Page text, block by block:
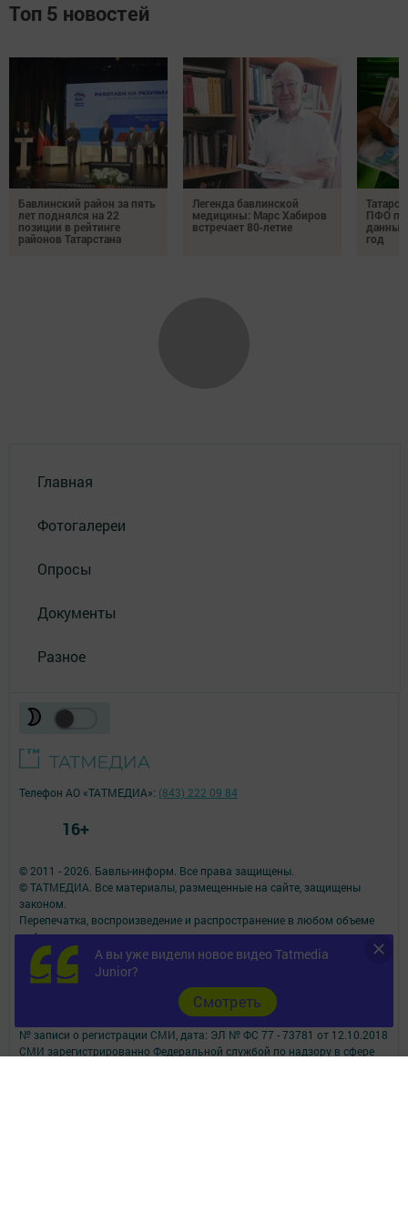
Топ 5 новостей
Бавлинский район за пять
лет поднялся на 22
позиции в рейтинге
районов Татарстана
Легенда бавлинской
медицины: Марс Хабиров
встречает 80‑летие
ПФО по
данные
год
Главная
Фотогалереи
Опросы
Документы
Разное
А вы уже видели новое видео Tatmedia
Junior?
Cмотреть
© 2011 - 2026. Бавлы-информ. Все права защищены.
© ТАТМЕДИА. Все материалы, размещенные на сайте, защищены
законом.
Перепечатка, воспроизведение и распространение в любом объеме
информации,
размещенной на сайте, возможна только с письменного согласия
редакций СМИ.
При поддержке Республиканского агентства по печати и массовым
Наименование СМИ: Бавлы-информ
№ записи о регистрации СМИ, дата: ЭЛ № ФС 77 - 73781 от 12.10.2018
СМИ зарегистрированно Федеральной службой по надзору в сфере
Телефон АО «ТАТМЕДИА»: (843) 222 09 84
16+